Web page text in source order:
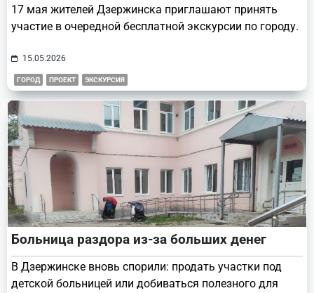
17 мая жителей Дзержинска приглашают принять
участие в очередной бесплатной экскурсии по городу.
15.05.2026
ГОРОД ПРОЕКТ ЭКСКУРСИЯ
Больница раздора из-за больших денег
В Дзержинске вновь спорили: продать участки под
детской больницей или добиваться полезного для